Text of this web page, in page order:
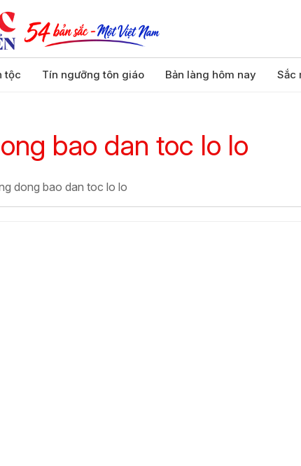
tộc Tín ngưỡng tôn giáo Bản làng hôm nay Sắc
bao dan toc lo lo
dong bao dan toc lo lo